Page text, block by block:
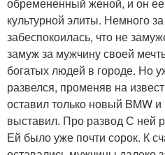
культурной элиты. Немного
забеспокоилась, что не
замуж за мужчину своей
богатых людей в городе. Но
развелся, променяв на
оставил только новый BMW
выставил. Про развод С ней
Ей было уже почти сорок. К